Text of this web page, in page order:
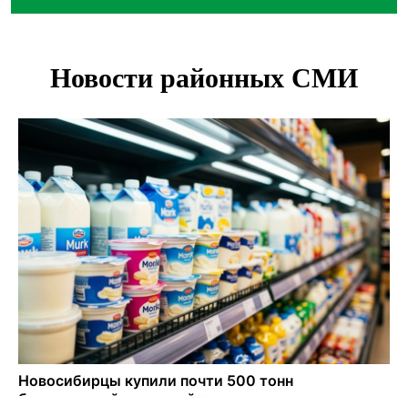
Андрей Травников поздравил новосибирцев с
Ученики новосибирского лицея победили в
Остановку электричек о.п. Радуга Сибири начали строить
в Новосибирске
Транспортная прокуратура проверит S7 после инцидента
в аэропорту Норильска